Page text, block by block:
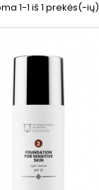
1-1 iš 1 prekės(-ių)